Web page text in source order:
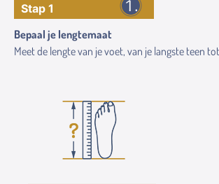
Stap 1
Bepaal je lengtemaat
Meet de lengte van je voet, van je langste teen